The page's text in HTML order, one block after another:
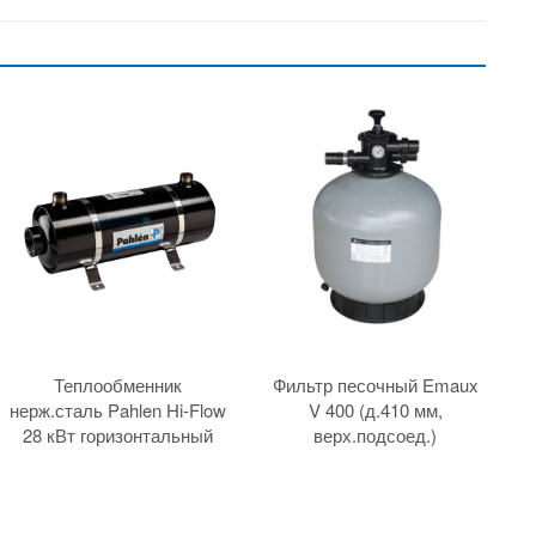
Теплообменник
нерж.сталь Pahlen Hi-Flow
28 кВт горизонтальный
Фильтр песочный Emaux
V 400 (д.410 мм,
верх.подсоед.)